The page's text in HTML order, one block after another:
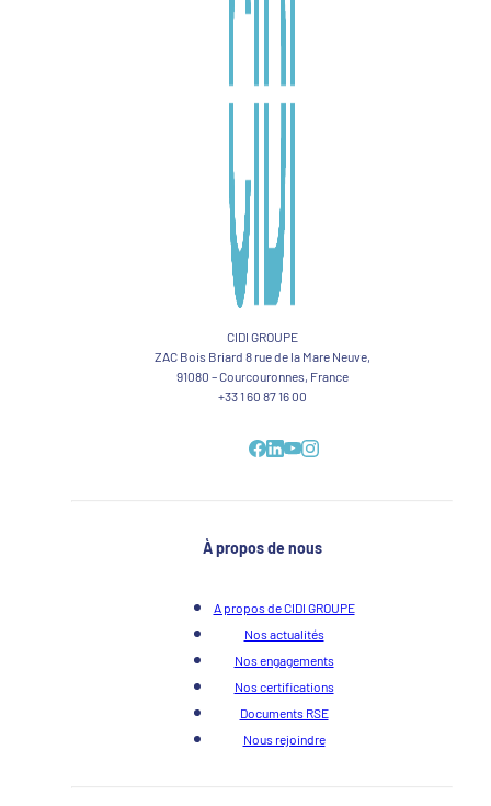
CIDI GROUPE
ZAC Bois Briard 8 rue de la Mare Neuve,
91080 – Courcouronnes, France
+33 1 60 87 16 00
À propos de nous
A propos de CIDI GROUPE
Nos actualités
Nos engagements
Nos certifications
Documents RSE
Nous rejoindre